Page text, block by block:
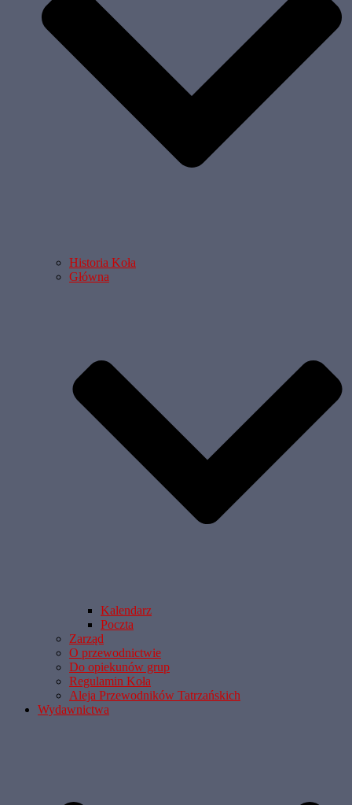
Historia Koła
Główna
Kalendarz
Poczta
Zarząd
O przewodnictwie
Do opiekunów grup
Regulamin Koła
Aleja Przewodników Tatrzańskich
Wydawnictwa